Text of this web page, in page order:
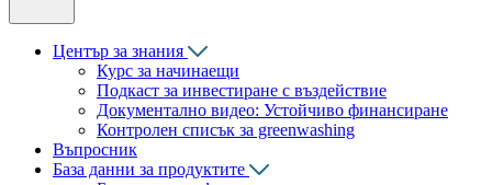
Център за знания
Курс за начинаещи
Подкаст за инвестиране с въздействие
Документално видео: Устойчиво финансиране
Контролен списък за greenwashing
Въпросник
База данни за продуктите